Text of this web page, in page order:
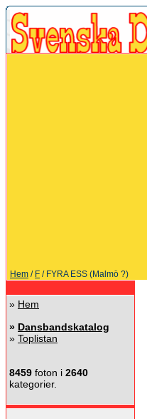
Hem / F / FYRA ESS (Malmö ?)
» Hem
» Dansbandskatalog
» Toplistan
8459 foton i 2640
kategorier.